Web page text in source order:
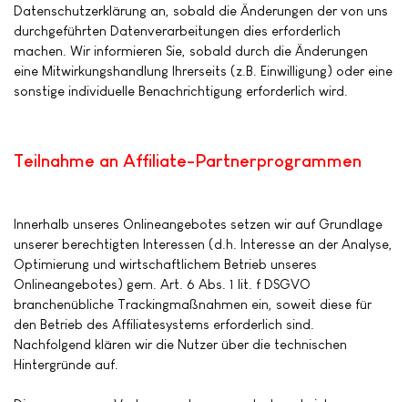
Datenschutzerklärung an, sobald die Änderungen der von uns
durchgeführten Datenverarbeitungen dies erforderlich
machen. Wir informieren Sie, sobald durch die Änderungen
eine Mitwirkungshandlung Ihrerseits (z.B. Einwilligung) oder eine
sonstige individuelle Benachrichtigung erforderlich wird.
Teilnahme an Affiliate-Partnerprogrammen
Innerhalb unseres Onlineangebotes setzen wir auf Grundlage
unserer berechtigten Interessen (d.h. Interesse an der Analyse,
Optimierung und wirtschaftlichem Betrieb unseres
Onlineangebotes) gem. Art. 6 Abs. 1 lit. f DSGVO
branchenübliche Trackingmaßnahmen ein, soweit diese für
den Betrieb des Affiliatesystems erforderlich sind.
Nachfolgend klären wir die Nutzer über die technischen
Hintergründe auf.